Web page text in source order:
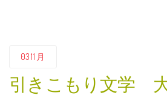
0311月
引きこもり文学